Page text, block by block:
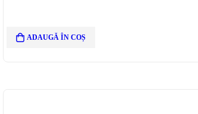
ADAUGĂ ÎN COȘ